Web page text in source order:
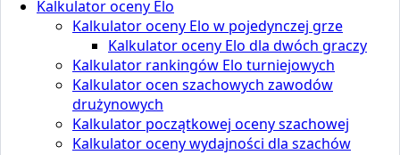
Kalkulator oceny Elo
Kalkulator oceny Elo w pojedynczej grze
Kalkulator oceny Elo dla dwóch graczy
Kalkulator rankingów Elo turniejowych
Kalkulator ocen szachowych zawodów
drużynowych
Kalkulator początkowej oceny szachowej
Kalkulator oceny wydajności dla szachów